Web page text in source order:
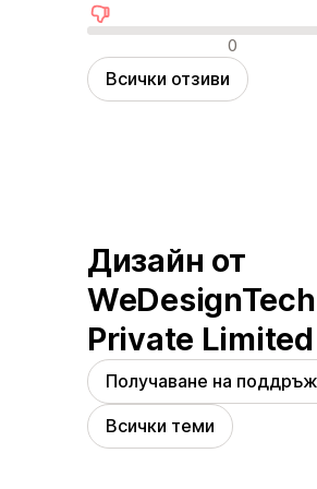
Отрицателни отзиви
0
Всички отзиви
Дизайн от
WeDesignTech
Private Limited
Получаване на
Всички теми